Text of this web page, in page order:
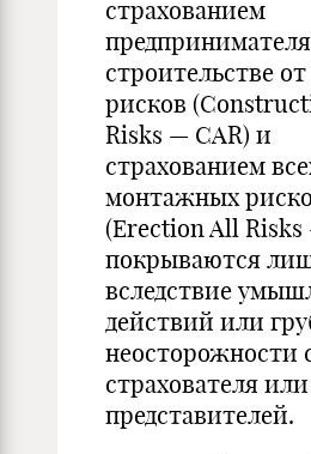
страхованием
строительстве от
рисков
Risks — CAR) и
страхованием
монтажных
(Erection All Risks
покрываются
вследствие
действий или
неосторожности
страхователя или
представителей.